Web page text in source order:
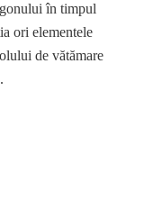
în timpul
ori elementele
de vătămare